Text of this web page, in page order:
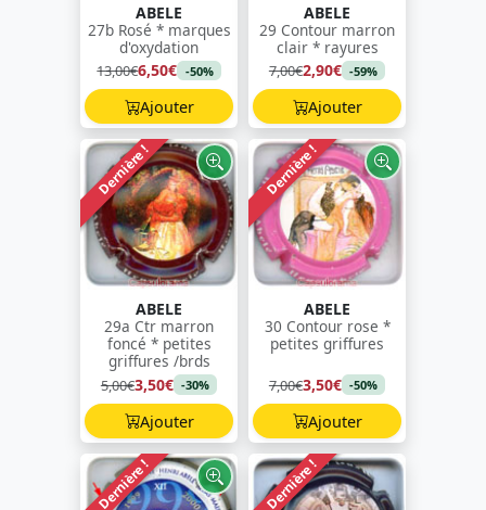
ABELE
27b Rosé * marques
d'oxydation
13,00€6,50€ -50%
Ajouter
ABELE
29 Contour marron
clair * rayures
7,00€2,90€ -59%
Ajouter
Dernière !
ABELE
29a Ctr marron
foncé * petites
griffures /brds
5,00€3,50€ -30%
Ajouter
Dernière !
ABELE
30 Contour rose *
petites griffures
7,00€3,50€ -50%
Ajouter
Dernière ! Dernière !